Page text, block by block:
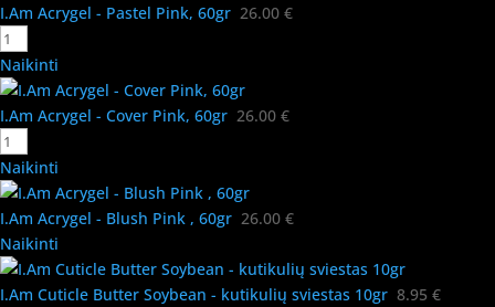
I.Am Acrygel - Pastel Pink, 60gr 26.00 €
Naikinti
I.Am Acrygel - Cover Pink, 60gr 26.00 €
Naikinti
I.Am Acrygel - Blush Pink , 60gr 26.00 €
Naikinti
I.Am Cuticle Butter Soybean - kutikulių sviestas 10gr 8.95 €